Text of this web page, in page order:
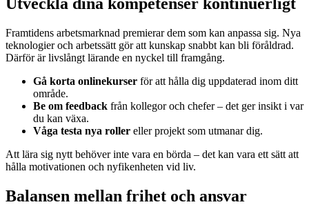
Framtidens arbetsmarknad premierar dem som kan anpassa sig. Nya
teknologier och arbetssätt gör att kunskap snabbt kan bli föråldrad.
Därför är livslångt lärande en nyckel till framgång.
Gå korta onlinekurser för att hålla dig uppdaterad inom ditt
område.
Be om feedback från kollegor och chefer – det ger insikt i var
du kan växa.
Våga testa nya roller eller projekt som utmanar dig.
Att lära sig nytt behöver inte vara en börda – det kan vara ett sätt att
hålla motivationen och nyfikenheten vid liv.
Balansen mellan frihet och ansvar